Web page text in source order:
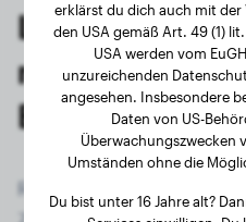
Letzte
registrierten
Besitzern
Registriere dich jetzt
erklärst du dich auch mit
den USA gemäß Art. 49 (1)
USA werden vom
unzureichenden
angesehen. Insbesondere
Daten von US-
Überwachungszwecken
Umständen ohne die
Du bist unter 16 Jahre alt?